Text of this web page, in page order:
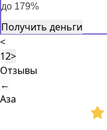
до 179%
Получить деньги
<
12>
Отзывы
←
Аза